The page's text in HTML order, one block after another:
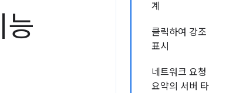
계
클릭하여 강조
표시
네트워크 요청
요약의 서버 타